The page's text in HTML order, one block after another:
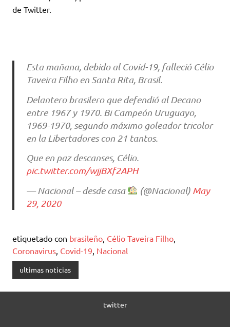
de Twitter.
Esta mañana, debido al Covid-19, falleció Célio
Taveira Filho en Santa Rita, Brasil.
Delantero brasilero que defendió al Decano
entre 1967 y 1970. Bi Campeón Uruguayo,
1969-1970, segundo máximo goleador tricolor
en la Libertadores con 21 tantos.
Que en paz descanses, Célio.
pic.twitter.com/wjjBXf2APH
— Nacional – desde casa
(@Nacional) May
29, 2020
etiquetado con brasileño Célio Taveira Filho
Coronavirus Covid-19 Nacional
ultimas noticias
twitter